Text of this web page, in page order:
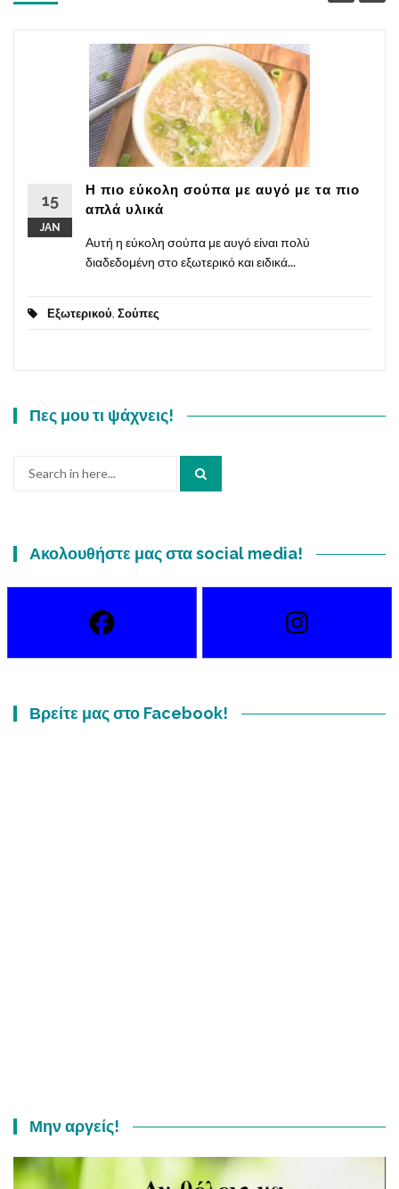
15
JAN
Η πιο εύκολη σούπα με αυγό με τα πιο
απλά υλικά
Αυτή η εύκολη σούπα με αυγό είναι πολύ
διαδεδομένη στο εξωτερικό και ειδικά...
Εξωτερικού, Σούπες
Πες μου τι ψάχνεις!
Ακολουθήστε μας στα social media!
Βρείτε μας στο Facebook!
Μην αργείς!